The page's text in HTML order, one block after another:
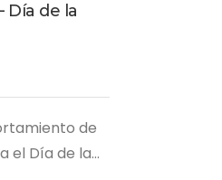
Día de la
de
el Día de la…